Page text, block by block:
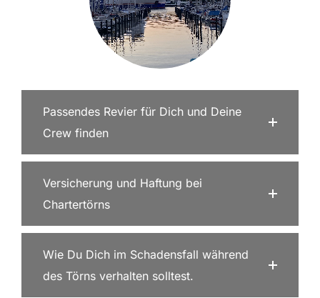
Passendes Revier für Dich und Deine
Crew finden
Versicherung und Haftung bei
Chartertörns
Wie Du Dich im Schadensfall während
des Törns verhalten solltest.